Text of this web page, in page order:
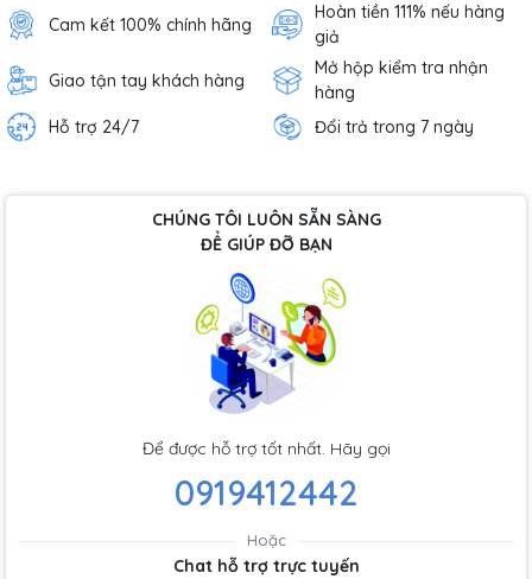
Cam kết 100% chính hãng
Hoàn tiền 111% nếu hàng
giả
Giao tận tay khách hàng
Mở hộp kiểm tra nhận
hàng
Hỗ trợ 24/7
Đổi trả trong 7 ngày
CHÚNG TÔI LUÔN SẴN SÀNG
ĐỂ GIÚP ĐỠ BẠN
Để được hỗ trợ tốt nhất. Hãy gọi
0919412442
Hoặc
Chat hỗ trợ trực tuyến